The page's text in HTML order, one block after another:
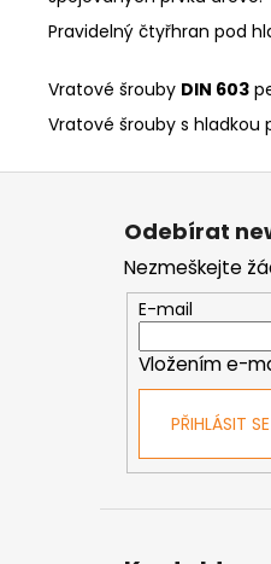
Pravidelný čtyřhran pod
Vratové šrouby DIN 603
Vratové šrouby s
Z
Odebírat
Nezmeškejte
E-mail
Vložením e-
PŘIHLÁSIT SE